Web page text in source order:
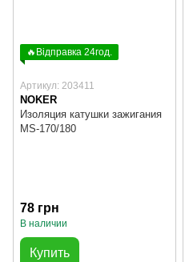
🔥Відправка 24год.
Артикул: 203411
NOKER
Изоляция катушки зажигания
MS-170/180
78 грн
В наличии
Купить